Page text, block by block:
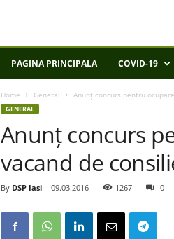
PAGINA PRINCIPALA COVID-19
Home General Anunț concurs pentru
GENERAL
Anunț concurs
vacand de
By DSP Iasi - 09.03.2016 1267 0